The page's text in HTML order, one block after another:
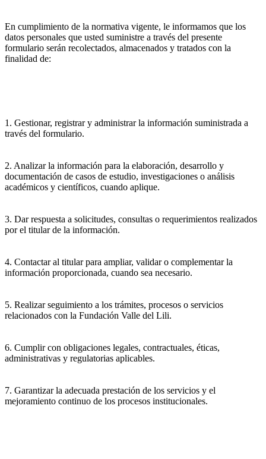
En cumplimiento de la normativa vigente, le informamos que los
datos personales que usted suministre a través del presente
formulario serán recolectados, almacenados y tratados con la
finalidad de:
1. Gestionar, registrar y administrar la información suministrada a
través del formulario.
2. Analizar la información para la elaboración, desarrollo y
documentación de casos de estudio, investigaciones o análisis
académicos y científicos, cuando aplique.
3. Dar respuesta a solicitudes, consultas o requerimientos realizados
por el titular de la información.
4. Contactar al titular para ampliar, validar o complementar la
información proporcionada, cuando sea necesario.
5. Realizar seguimiento a los trámites, procesos o servicios
relacionados con la Fundación Valle del Lili.
6. Cumplir con obligaciones legales, contractuales, éticas,
administrativas y regulatorias aplicables.
7. Garantizar la adecuada prestación de los servicios y el
mejoramiento continuo de los procesos institucionales.